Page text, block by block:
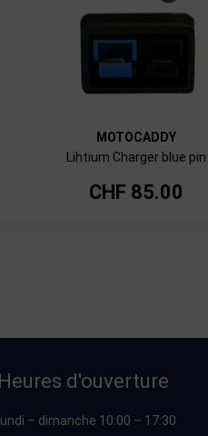
MOTOCADDY
Lihtium Charger blue pin
CHF 85.00
Heures d'ouverture
lundi – dimanche 10:00 – 17:30